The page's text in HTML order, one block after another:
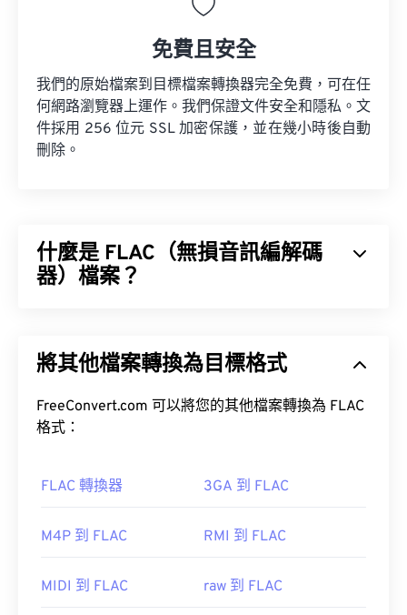
免費且安全
我們的原始檔案到目標檔案轉換器完全免費，可在任
何網路瀏覽器上運作。我們保證文件安全和隱私。文
件採用 256 位元 SSL 加密保護，並在幾小時後自動
刪除。
什麼是 FLAC（無損音訊編解碼
器）檔案？
訊品質和原始資料不會有任何損失。 FLAC 透過使用
右。
開啟 FLAC 檔案的預設程式是 VLC 媒體播放器。
將其他檔案轉換為目標格式
FreeConvert.com 可以將您的其他檔案轉換為 FLAC
格式：
FLAC 轉換器 3GA 到 FLAC
M4P 到 FLAC RMI 到 FLAC
MIDI 到 FLAC raw 到 FLAC